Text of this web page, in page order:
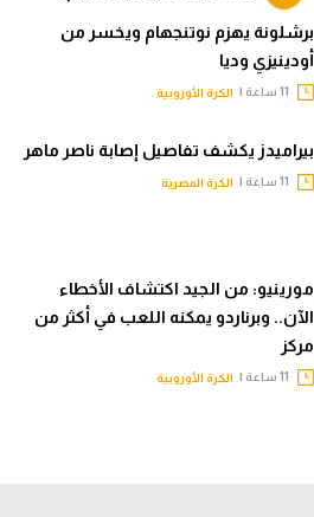
برشلونة يهزم نوتنجهام ويخسر من
أودينيزي وديا
الكرة الأوروبية
بيراميدز يكشف تفاصيل إصابة ناصر ماهر
الكرة المصرية
مورينيو: من الجيد اكتشاف الأخطاء
الآن.. وبرناردو يمكنه اللعب في أكثر من
مركز
الكرة الأوروبية